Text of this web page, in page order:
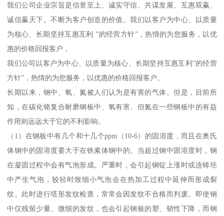
我们公司企业宗旨是信誉至上、诚实守信、共谋发展、互惠双赢、
诚信赢天下。不断为客户创造的价值。我们以客户为中心、以质量
为核心、长期坚持互惠互利 ”的经营方针”，热情的为您服务，以优
惠的价格回报客户，
我们公司以客户为中心、以质量为核心、长期坚持互惠互利”的经营
方针”，热情的为您服务，以优惠的价格回报客户。
长期以来，钢中、氧、氮被人们认为是有害的气体。但是，目前所
知，在碳化铬复合耐磨钢板中、氧有害、但氮在一些钢板中的有益
作用则远远大于它的不利影响。
（1）在钢板中有几个和十几个ppm（10-6）的固溶度，而且在奥氏
体钢中的固溶度要大于在铁素体钢中的。当超过钢中固溶度时，钢
在凝固过程中会有气泡形成。严重时，会引起钢锭上涨时或连铸坯
中产生气泡，较轻时致细小气泡会在热加工过程中延伸而形成裂
纹。此时进行塔形发纹检查，常常会因发纹不合格而判废。即使钢
中仅残留少量、微细的发纹，也会引起钢板的塑、韧性下降，而钢